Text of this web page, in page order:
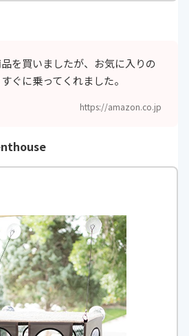
を買いましたが、お気に入りの
ぐに乗ってくれました。
https://amazon.co.jp